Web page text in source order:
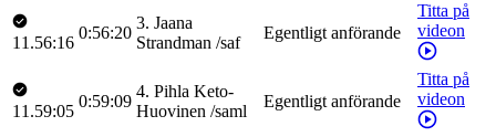
11.56:16
0:56:20
3. Jaana
Strandman /saf
Egentligt anförande
Titta på
videon
11.59:05
0:59:09
4. Pihla Keto-
Huovinen /saml
Egentligt anförande
Titta på
videon